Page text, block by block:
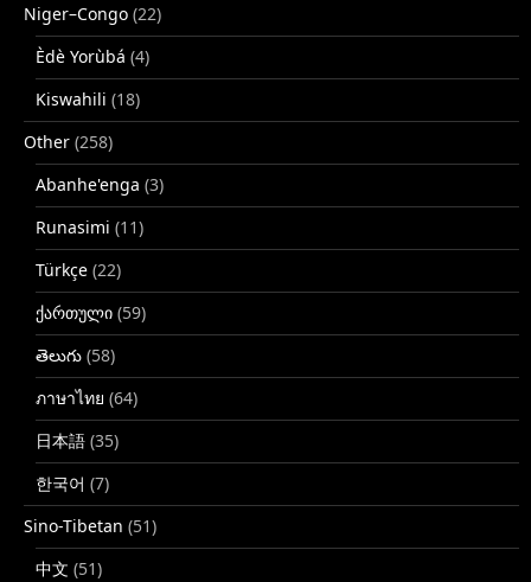
Niger–Congo (22)
Èdè Yorùbá (4)
Kiswahili (18)
Other (258)
Abanhe'enga (3)
Runasimi (11)
Türkçe (22)
ქართული (59)
తెలుగు (58)
ภาษาไทย (64)
日本語 (35)
한국어 (7)
Sino-Tibetan (51)
中文 (51)